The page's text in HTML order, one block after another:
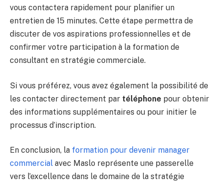
vous contactera rapidement pour planifier un
entretien de 15 minutes. Cette étape permettra de
discuter de vos aspirations professionnelles et de
confirmer votre participation à la formation de
consultant en stratégie commerciale.
Si vous préférez, vous avez également la possibilité de
les contacter directement par téléphone pour obtenir
des informations supplémentaires ou pour initier le
processus d’inscription.
En conclusion, la formation pour devenir manager
commercial avec Maslo représente une passerelle
vers l’excellence dans le domaine de la stratégie